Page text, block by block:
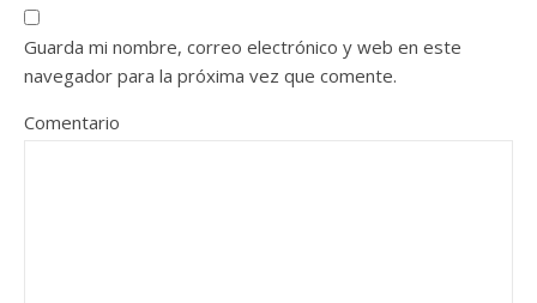
Guarda mi nombre, correo electrónico y web en este
navegador para la próxima vez que comente.
Comentario